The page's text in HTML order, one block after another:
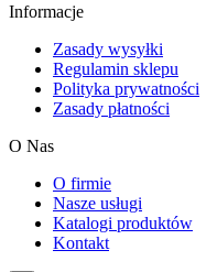
Informacje
Zasady wysyłki
Regulamin sklepu
Polityka prywatności
Zasady płatności
O Nas
O firmie
Nasze usługi
Katalogi produktów
Kontakt